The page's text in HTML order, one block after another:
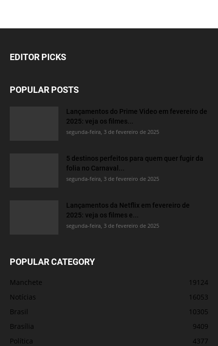
EDITOR PICKS
POPULAR POSTS
Lançamentos do Prime Video em fevereiro de
2025: veja os filmes...
segunda-feira, 3 de fevereiro de 2025
5 destinos perfeitos para quem quer fugir da
folia no Carnaval...
segunda-feira, 3 de fevereiro de 2025
Lançamentos da Netflix em fevereiro de
2025: veja os filmes e...
segunda-feira, 3 de fevereiro de 2025
POPULAR CATEGORY
Manchete
19124
Notícias
16053
Brasil
10305
Brasília
9409
Política
4377